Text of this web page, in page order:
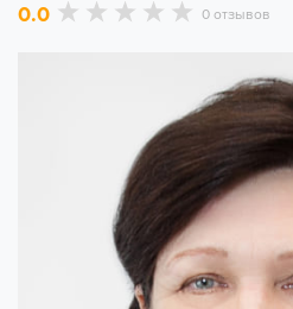
0.0 0 отзывов